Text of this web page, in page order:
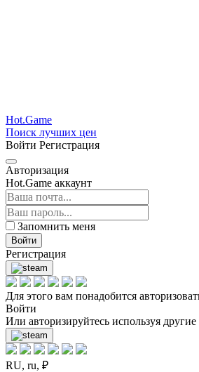
Hot.Game
Поиск лучших цен
Войти Регистрация
Авторизация
Hot.Game аккаунт
Запомнить меня
Войти
Регистрация
Для этого вам понадобится
Войти
Или авторизируйтесь используя
RU, ru, ₽